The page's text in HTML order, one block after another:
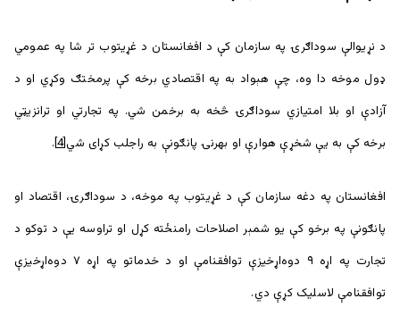
د نړیوالې سوداګرۍ په سازمان کې د افغانستان د غړیتوب تر شا په عمومي
ډول موخه دا وه، چې هېواد به په اقتصادي برخه کې پرمختګ وکړي او د
آزادې او بلا امتیازي سوداګرۍ څخه به برخمن شي. په تجارتي او ترانزيټي
برخه کې به یې شخړې هوارې او بهرنۍ پانګونې به راجلب کړای شي[4]
.
افغانستان په دغه سازمان کې د غړیتوب په موخه، د سوداګرۍ، اقتصاد او
پانګونې په برخو کې یو شمېر اصلاحات رامنځته کړل او تراوسه یې د توکو د
تجارت په اړه ۹ دوه‌اړخیزې توافقنامې او د خدماتو په اړه ۷ دوه‌اړخیزې
توافقنامې لاسلیک کړې دي.